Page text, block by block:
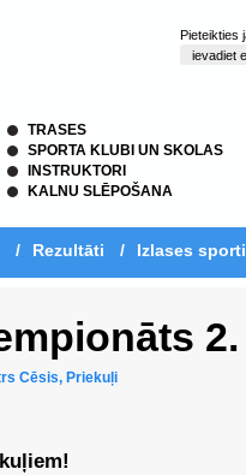
Pieteikties
TRASES
SPORTA KLUBI UN SKOLAS
INSTRUKTORI
KALNU SLĒPOŠANA
/ Rezultāti / Izlases
Cēsis, Priekuļi